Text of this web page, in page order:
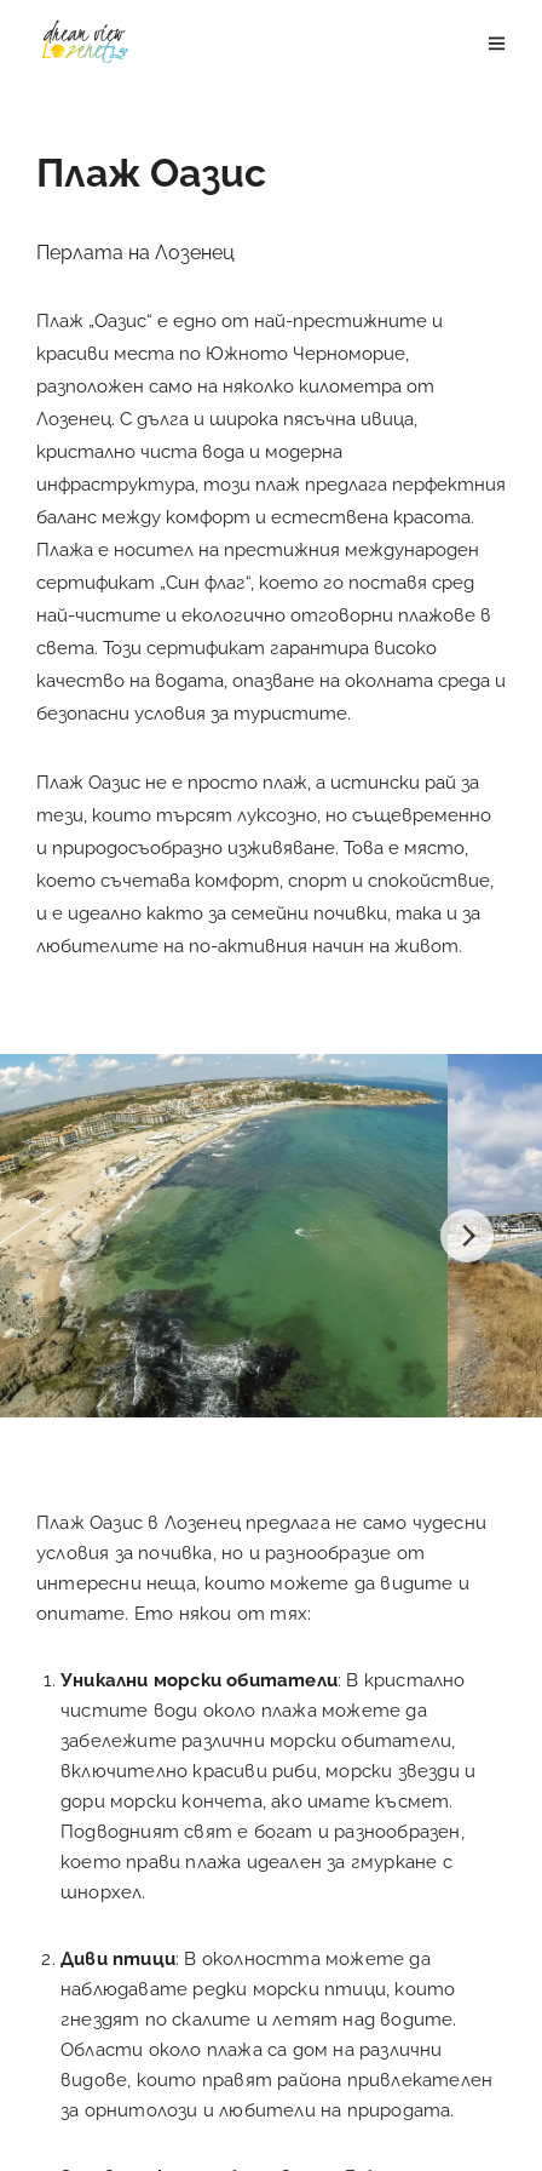
Плаж Оазис
Перлата на Лозенец
Плаж „Оазис“ е едно от най-престижните и
красиви места по Южното Черноморие,
разположен само на няколко километра от
Лозенец. С дълга и широка пясъчна ивица,
кристално чиста вода и модерна
инфраструктура, този плаж предлага перфектния
баланс между комфорт и естествена красота.
Плажа е носител на престижния международен
сертификат „Син флаг“, което го поставя сред
най-чистите и екологично отговорни плажове в
света. Този сертификат гарантира високо
качество на водата, опазване на околната среда и
безопасни условия за туристите.
Плаж Оазис не е просто плаж, а истински рай за
тези, които търсят луксозно, но същевременно
и природосъобразно изживяване. Това е място,
което съчетава комфорт, спорт и спокойствие,
и е идеално както за семейни почивки, така и за
любителите на по-активния начин на живот.
Плаж Оазис в Лозенец предлага не само чудесни
условия за почивка, но и разнообразие от
интересни неща, които можете да видите и
опитате. Ето някои от тях:
Уникални морски обитатели: В кристално
чистите води около плажа можете да
забележите различни морски обитатели,
включително красиви риби, морски звезди и
дори морски кончета, ако имате късмет.
Подводният свят е богат и разнообразен,
което прави плажа идеален за гмуркане с
шнорхел.
Диви птици: В околността можете да
наблюдавате редки морски птици, които
гнездят по скалите и летят над водите.
Области около плажа са дом на различни
видове, които правят района привлекателен
за орнитолози и любители на природата.